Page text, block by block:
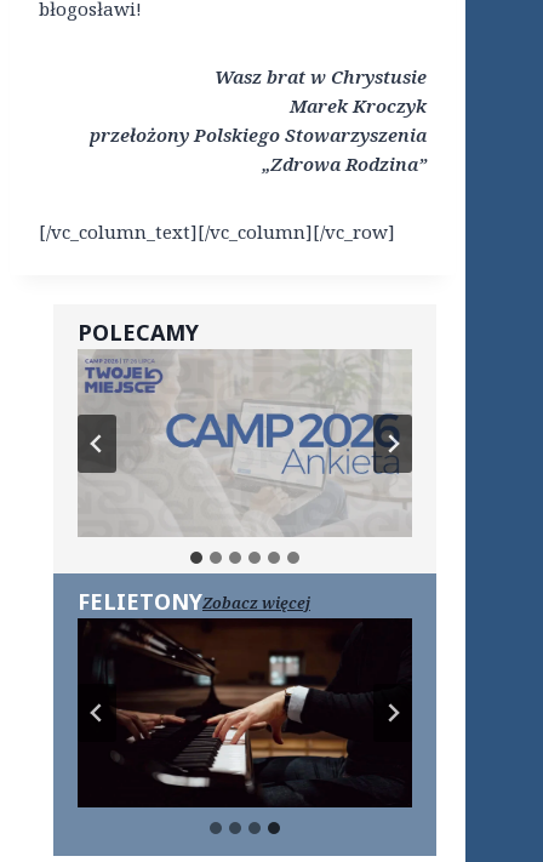
błogosławi!
Wasz brat w Chrystusie
Marek Kroczyk
przełożony Polskiego Stowarzyszenia
„Zdrowa Rodzina”
[/vc_column_text][/vc_column][/vc_row]
POLECAMY
FELIETONYZobacz więcej